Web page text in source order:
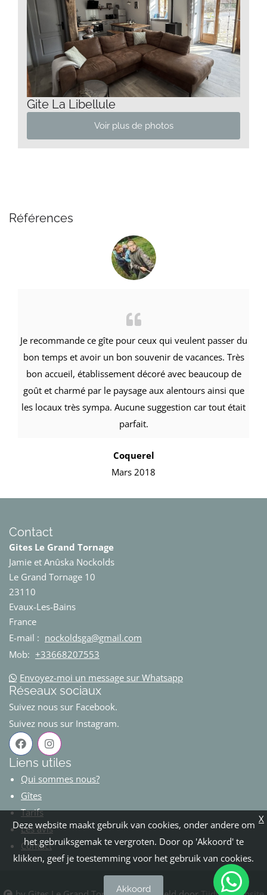
Gite La Libellule
Voir plus de photos
Références
Je recommande ce gîte pour ceux qui veulent passer du
bon temps et avoir un bon souvenir de vacances. Très
bon accueil, établissement décoré avec beaucoup de
goût et charmé par le paysage aux alentours ainsi que
les locaux très sympa. Aucune suggestion car tout était
parfait.
Coquerel
Mars 2018
Contact
Gites Le Grand Tornage
Jamie et Anûska Nockolds
Le Grand Tornage 10
23110
Evaux-Les-Bains
France
E-mail : nockoldsga@gmail.com
Mob: +33668207553
Envoyez-moi un message sur Whatsapp
Réseaux sociaux
Suivez nous sur Facebook.
Suivez nous sur Instagram.
Liens utiles
Qui sommes nous?
Gîtes
Tarifs
Les avis
Contact
Deze website maakt gebruik van cookies, onder andere om
het gebruiksgemak te vergroten. Door op 'Akkoord' te
klikken, geef je toestemming voor het gebruik van cookies.
Akkoord
X